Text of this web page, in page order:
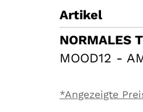
Artikel
NORMALES
MOOD12 -
*Angezeigte